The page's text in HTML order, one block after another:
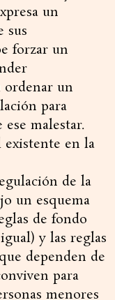
un
sus
forzar un
un
para
ese malestar.
existente en la
de la
un esquema
de fondo
y las reglas
dependen de
para
menores